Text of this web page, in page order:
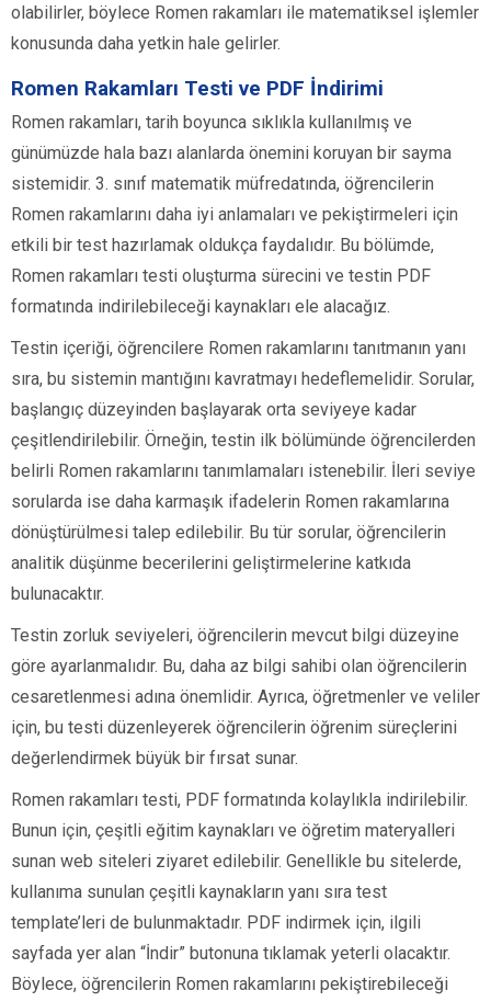
olabilirler, böylece Romen rakamları ile matematiksel işlemler
konusunda daha yetkin hale gelirler.
Romen Rakamları Testi ve PDF İndirimi
Romen rakamları, tarih boyunca sıklıkla kullanılmış ve
günümüzde hala bazı alanlarda önemini koruyan bir sayma
sistemidir. 3. sınıf matematik müfredatında, öğrencilerin
Romen rakamlarını daha iyi anlamaları ve pekiştirmeleri için
etkili bir test hazırlamak oldukça faydalıdır. Bu bölümde,
Romen rakamları testi oluşturma sürecini ve testin PDF
formatında indirilebileceği kaynakları ele alacağız.
Testin içeriği, öğrencilere Romen rakamlarını tanıtmanın yanı
sıra, bu sistemin mantığını kavratmayı hedeflemelidir. Sorular,
başlangıç düzeyinden başlayarak orta seviyeye kadar
çeşitlendirilebilir. Örneğin, testin ilk bölümünde öğrencilerden
belirli Romen rakamlarını tanımlamaları istenebilir. İleri seviye
sorularda ise daha karmaşık ifadelerin Romen rakamlarına
dönüştürülmesi talep edilebilir. Bu tür sorular, öğrencilerin
analitik düşünme becerilerini geliştirmelerine katkıda
bulunacaktır.
Testin zorluk seviyeleri, öğrencilerin mevcut bilgi düzeyine
göre ayarlanmalıdır. Bu, daha az bilgi sahibi olan öğrencilerin
cesaretlenmesi adına önemlidir. Ayrıca, öğretmenler ve veliler
için, bu testi düzenleyerek öğrencilerin öğrenim süreçlerini
değerlendirmek büyük bir fırsat sunar.
Romen rakamları testi, PDF formatında kolaylıkla indirilebilir.
Bunun için, çeşitli eğitim kaynakları ve öğretim materyalleri
sunan web siteleri ziyaret edilebilir. Genellikle bu sitelerde,
kullanıma sunulan çeşitli kaynakların yanı sıra test
template’leri de bulunmaktadır. PDF indirmek için, ilgili
sayfada yer alan “İndir” butonuna tıklamak yeterli olacaktır.
Böylece, öğrencilerin Romen rakamlarını pekiştirebileceği